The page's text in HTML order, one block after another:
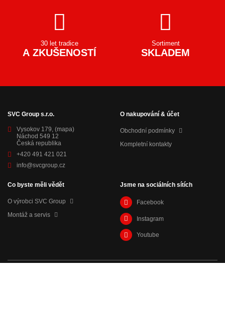
30 let tradice
A ZKUŠENOSTÍ
Sortiment
SKLADEM
SVC Group s.r.o.
Vysokov 179, (mapa)
Náchod 549 12
Česká republika
+420 491 421 021
info@svcgroup.cz
O nakupování & účet
Obchodní podmínky
Kompletní kontakty
Co byste měli vědět
O výrobci SVC Group
Montáž a servis
Jsme na sociálních sítích
Facebook
Instagram
Youtube